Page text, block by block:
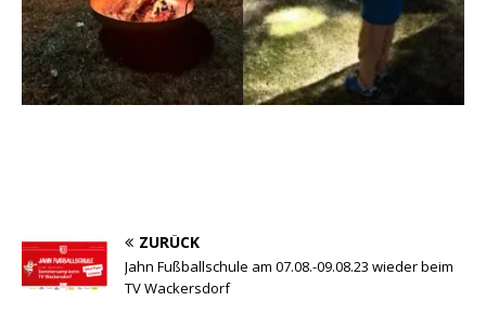
ZURÜCK
Jahn Fußballschule am 07.08.-09.08.23 wieder beim
TV Wackersdorf